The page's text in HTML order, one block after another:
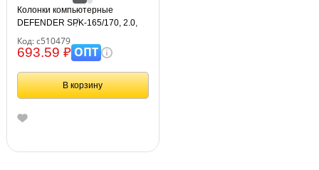
Колонки компьютерные
DEFENDER SPK-165/170, 2.0,
для наушников, 65165
Код: с510479
693.59 ₽ОПТ
В корзину